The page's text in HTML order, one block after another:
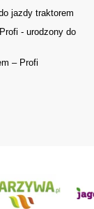
jazdy traktorem
- urodzony do
– Profi